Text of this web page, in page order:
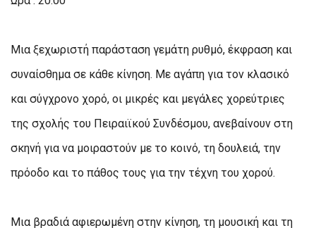
Μια ξεχωριστή παράσταση γεμάτη ρυθμό, έκφραση και
συναίσθημα σε κάθε κίνηση. Με αγάπη για τον κλασικό
και σύγχρονο χορό, οι μικρές και μεγάλες χορεύτριες
της σχολής του Πειραιϊκού Συνδέσμου, ανεβαίνουν στη
σκηνή για να μοιραστούν με το κοινό, τη δουλειά, την
πρόοδο και το πάθος τους για την τέχνη του χορού.
Μια βραδιά αφιερωμένη στην κίνηση, τη μουσική και τη